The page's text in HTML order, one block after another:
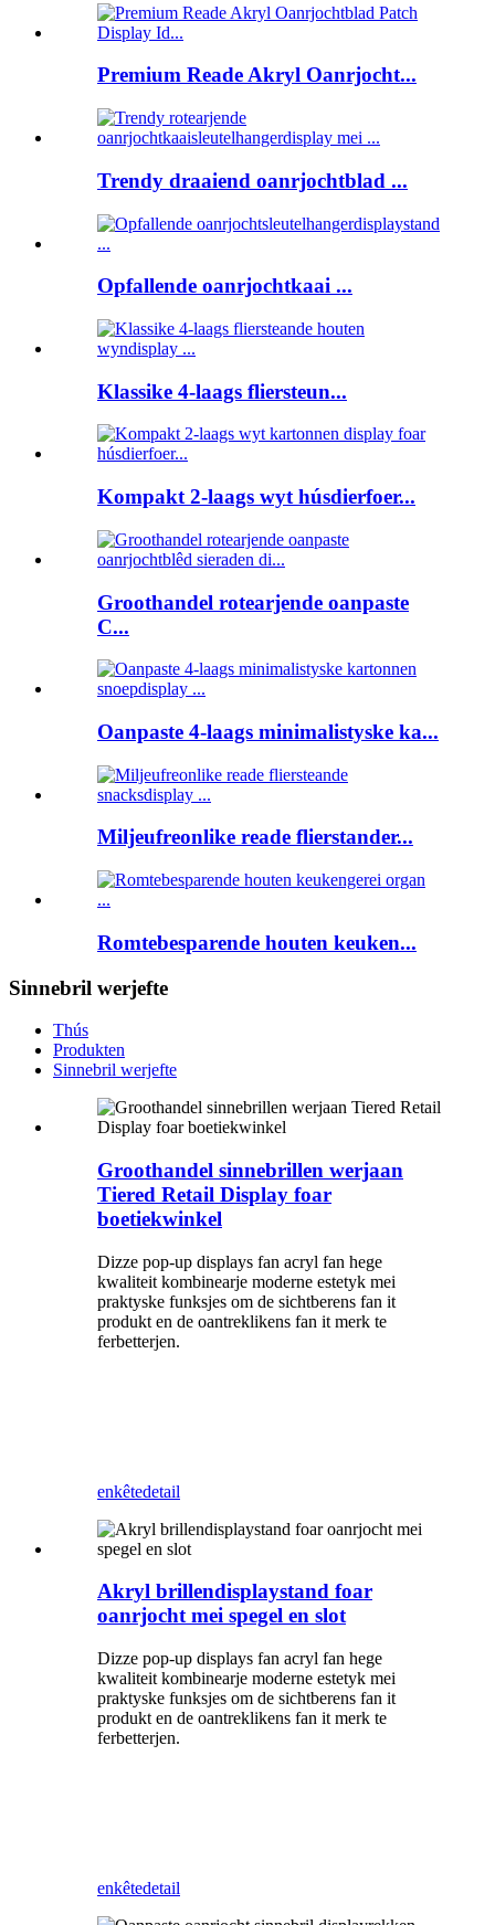
Premium Reade Akryl Oanrjocht...
Trendy draaiend oanrjochtblad ...
Opfallende oanrjochtkaai ...
Klassike 4-laags fliersteun...
Kompakt 2-laags wyt húsdierfoer...
Groothandel rotearjende oanpaste
C...
Oanpaste 4-laags minimalistyske ka...
Miljeufreonlike reade flierstander...
Romtebesparende houten keuken...
Sinnebril werjefte
Thús
Produkten
Sinnebril werjefte
Groothandel sinnebrillen werjaan
Tiered Retail Display foar
boetiekwinkel
Dizze pop-up displays fan acryl fan hege
kwaliteit kombinearje moderne estetyk mei
praktyske funksjes om de sichtberens fan it
produkt en de oantreklikens fan it merk te
ferbetterjen.
enkêtedetail
Akryl brillendisplaystand foar
oanrjocht mei spegel en slot
Dizze pop-up displays fan acryl fan hege
kwaliteit kombinearje moderne estetyk mei
praktyske funksjes om de sichtberens fan it
produkt en de oantreklikens fan it merk te
ferbetterjen.
enkêtedetail